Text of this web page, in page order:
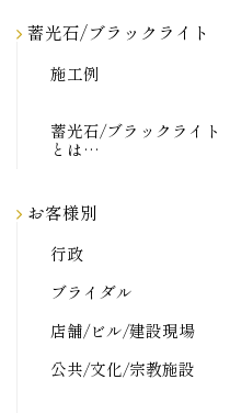
蓄光石/ブラックライト
施工例
蓄光石/ブラックライト
とは…
お客様別
行政
ブライダル
店舗/ビル/建設現場
公共/文化/宗教施設